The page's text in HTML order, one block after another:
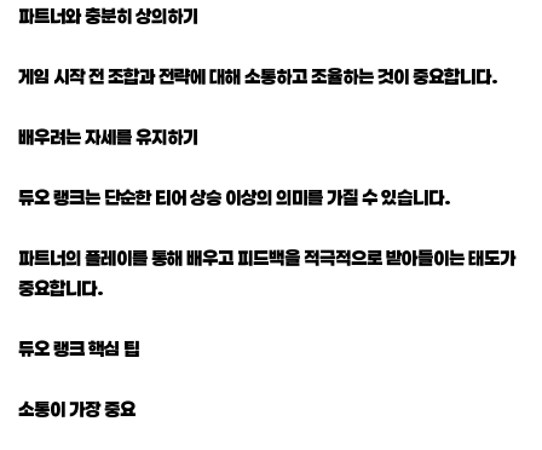
파트너와 충분히 상의하기
게임 시작 전 조합과 전략에 대해 소통하고 조율하는 것이 중요합니다.
배우려는 자세를 유지하기
듀오 랭크는 단순한 티어 상승 이상의 의미를 가질 수 있습니다.
파트너의 플레이를 통해 배우고 피드백을 적극적으로 받아들이는 태도가
중요합니다.
듀오 랭크 핵심 팁
소통이 가장 중요